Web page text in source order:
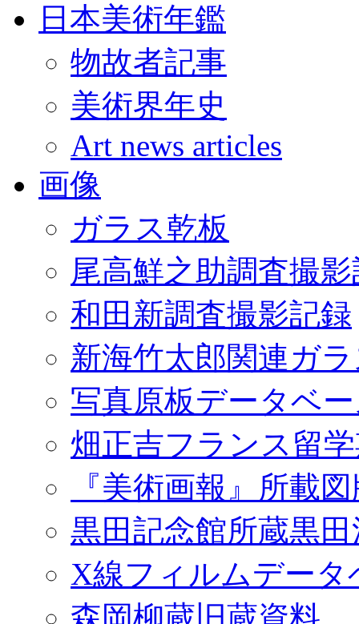
日本美術年鑑
物故者記事
美術界年史
Art news articles
画像
ガラス乾板
尾高鮮之助調査撮
和田新調査撮影記録
新海竹太郎関連ガ
写真原板データベ
畑正吉フランス留
『美術画報』所載
黒田記念館所蔵黒
X線フィルムデータ
森岡柳蔵旧蔵資料